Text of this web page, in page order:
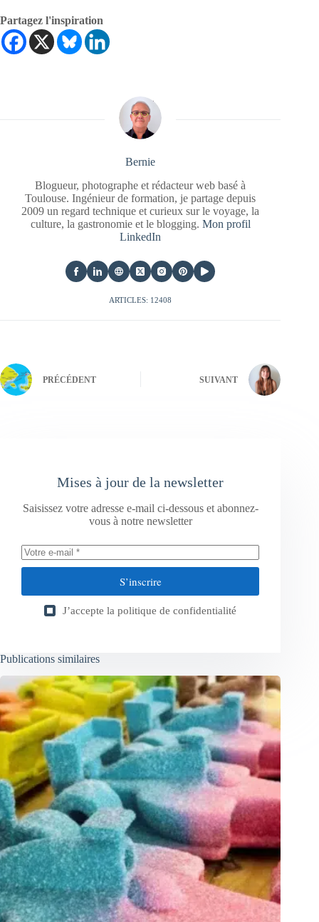
Partagez l'inspiration
Bernie
Blogueur, photographe et rédacteur web basé à
Toulouse. Ingénieur de formation, je partage depuis
2009 un regard technique et curieux sur le voyage, la
culture, la gastronomie et le blogging. Mon profil
LinkedIn
ARTICLES: 12408
PRÉCÉDENT SUIVANT
Mises à jour de la newsletter
Saisissez votre adresse e-mail ci-dessous et abonnez-
vous à notre newsletter
S’inscrire
J’accepte la politique de confidentialité
Publications similaires